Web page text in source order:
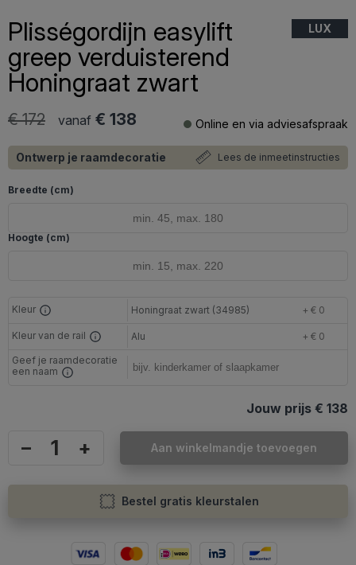
Plisségordijn easylift
greep verduisterend
Honingraat zwart
LUX
vanaf € 138
€ 172 Online en via adviesafspraak
Ontwerp je raamdecoratie Lees de inmeetinstructies
Breedte (cm)
Hoogte (cm)
Kleur Honingraat zwart (34985) + € 0
Kleur van de rail Alu
+ € 0
Geef je raamdecoratie
een naam
Jouw prijs € 138
– + Aan winkelmandje toevoegen
Bestel gratis kleurstalen